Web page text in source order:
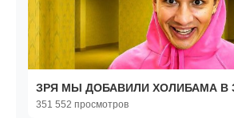
ЗРЯ МЫ ДОБАВИЛИ ХОЛИБАМА В
351 552 просмотров